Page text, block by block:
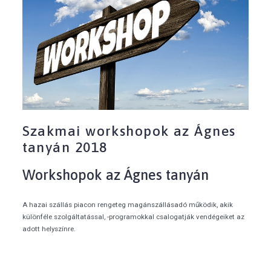
Szakmai workshopok az Ágnes
tanyán 2018
Workshopok az Ágnes tanyán
A hazai szállás piacon rengeteg magánszállásadó működik, akik
különféle szolgáltatással, -programokkal csalogatják vendégeiket az
adott helyszínre.